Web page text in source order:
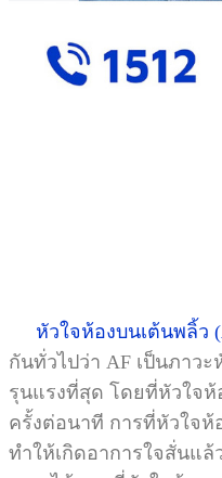
หัวใจห้องบนเต้นพลิ้ว
กันทั่วไปว่า AF เป็นภาว
รุนแรงที่สุด โดยที่หัวใจห้
ครั้งต่อนาที การที่หัวใจห้
ทำให้เกิดอาการใจสั่นแล้